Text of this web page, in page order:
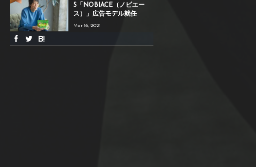
S「NOBIACE（ノビエー
ス）」広告モデル就任
Mar 16, 2021